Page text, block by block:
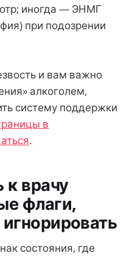
иногда — ЭНМГ
при подозрении
и вам важно
алкоголем,
систему поддержки
в
.
к врачу
флаги,
состояния, где